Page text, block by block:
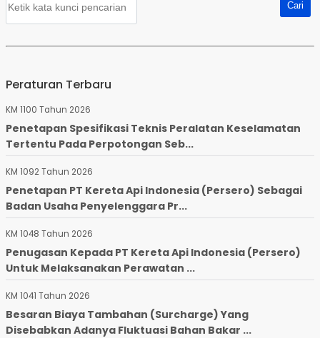
Peraturan Terbaru
KM 1100 Tahun 2026
Penetapan Spesifikasi Teknis Peralatan Keselamatan
Tertentu Pada Perpotongan Seb...
KM 1092 Tahun 2026
Penetapan PT Kereta Api Indonesia (Persero) Sebagai
Badan Usaha Penyelenggara Pr...
KM 1048 Tahun 2026
Penugasan Kepada PT Kereta Api Indonesia (Persero)
Untuk Melaksanakan Perawatan ...
KM 1041 Tahun 2026
Besaran Biaya Tambahan (Surcharge) Yang
Disebabkan Adanya Fluktuasi Bahan Bakar ...